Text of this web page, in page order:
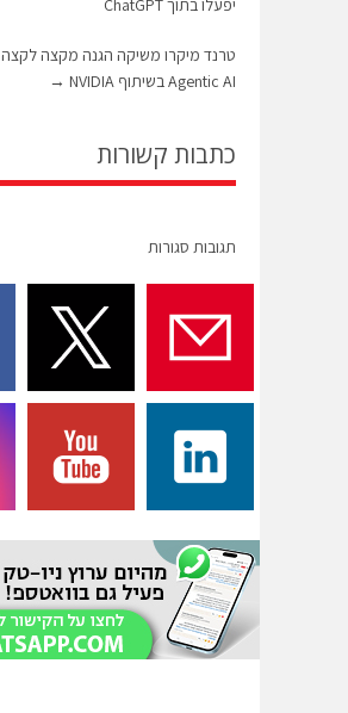
יפעלו בתוך ChatGPT
טרנד מיקרו משיקה הגנה מקצה
Agentic AI בשיתוף NVIDIA
→
כתבות קשורות
תגובות סגורות